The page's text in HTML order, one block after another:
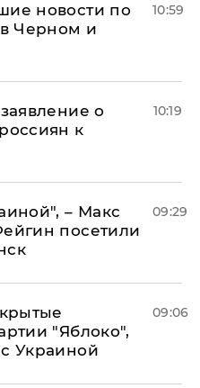
новости по
Черном и
10:59
о
к
10:19
– Макс
посетили
09:29
"Яблоко",
Украиной
09:06